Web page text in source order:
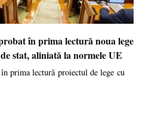
în prima lectură noua lege
stat, aliniată la normele UE
prima lectură proiectul de lege cu